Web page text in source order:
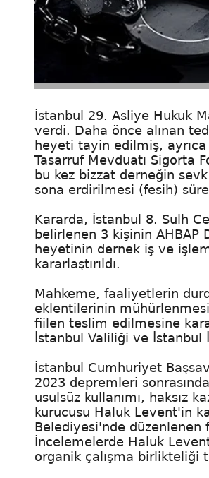
İstanbul 29. Asliye Hukuk
verdi. Daha önce alınan
heyeti tayin edilmiş,
Tasarruf Mevduatı Sigorta
bu kez bizzat derneğin
sona erdirilmesi (fesih)
Kararda, İstanbul 8. Sulh
belirlenen 3 kişinin AHBAP
heyetinin dernek iş ve
kararlaştırıldı.
Mahkeme, faaliyetlerin
eklentilerinin
fiilen teslim edilmesine
İstanbul Valiliği ve İstanbul
İstanbul Cumhuriyet
2023 depremleri
usulsüz kullanımı, haksız
kurucusu Haluk Levent'in
Belediyesi'nde düzenlenen
İncelemelerde Haluk
organik çalışma birlikteliği